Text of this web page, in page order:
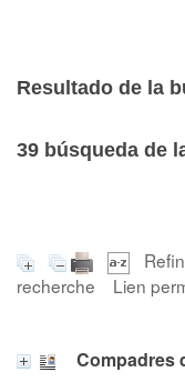
Resultado de la
39 búsqueda de
recherche
Lien
Compadres